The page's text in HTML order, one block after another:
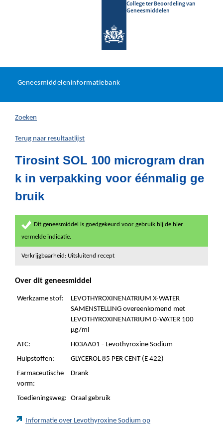
College ter Beoordeling van
Geneesmiddelen
U
hier:
Geneesmiddeleninformatiebank
Zoeken
Terug naar resultaatlijst
Tirosint SOL 100 microgram dran
k in verpakking voor éénmalig ge
bruik
Dit geneesmiddel is goedgekeurd voor gebruik bij de hier
vermelde indicatie.
Verkrijgbaarheid: Uitsluitend recept
Over dit geneesmiddel
Werkzame stof:
LEVOTHYROXINENATRIUM X-WATER
SAMENSTELLING overeenkomend met
LEVOTHYROXINENATRIUM 0-WATER 100
µg/ml
ATC:
H03AA01 - Levothyroxine Sodium
Hulpstoffen:
GLYCEROL 85 PER CENT (E 422)
Farmaceutische
vorm:
Drank
Toedieningsweg: Oraal gebruik
Informatie over Levothyroxine Sodium op